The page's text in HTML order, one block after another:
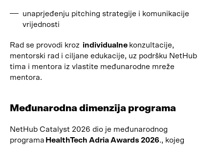
unaprjeđenju pitching strategije i komunikacije
vrijednosti
Rad se provodi kroz individualne konzultacije,
mentorski rad i ciljane edukacije, uz podršku NetHub
tima i mentora iz vlastite međunarodne mreže
mentora.
Međunarodna dimenzija programa
NetHub Catalyst 2026 dio je međunarodnog
programa HealthTech Adria Awards 2026., kojeg